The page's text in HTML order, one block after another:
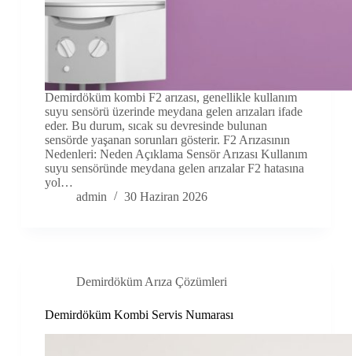
Demirdöküm kombi F2 arızası, genellikle kullanım
suyu sensörü üzerinde meydana gelen arızaları ifade
eder. Bu durum, sıcak su devresinde bulunan
sensörde yaşanan sorunları gösterir. F2 Arızasının
Nedenleri: Neden Açıklama Sensör Arızası Kullanım
suyu sensöründe meydana gelen arızalar F2 hatasına
yol…
admin
30 Haziran 2026
Demirdöküm Arıza Çözümleri
Demirdöküm Kombi Servis Numarası